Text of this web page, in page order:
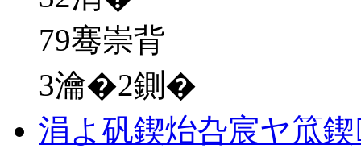
79骞崇背
3瀹�2鍘�
涓よ矾鍥炲叴宸ヤ笟